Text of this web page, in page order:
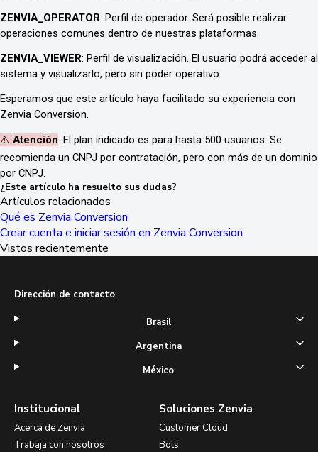
ZENVIA_OPERATOR: Perfil de operador. Será posible realizar
operaciones comunes dentro de nuestras plataformas.
ZENVIA_VIEWER: Perfil de visualización. El usuario podrá acceder al
sistema y visualizarlo, pero sin poder operativo.
Esperamos que este artículo haya facilitado su experiencia con
Zenvia Conversion.
⚠️ Atención: El plan indicado es para hasta 500 usuarios. Se
recomienda un CNPJ por contratación, pero con más de un dominio
por CNPJ.
¿Este artículo ha resuelto sus dudas?
Artículos relacionados
Qué es Zenvia Conversion
Crear cuenta e iniciar sesión en Zenvia Conversion
Vistos recientemente
Institucional
Acerca de Zenvia
Trabaja con nosotros
Soluciones Zenvia
Customer Cloud
Bots
Dirección de contacto
Brasil
Argentina
México